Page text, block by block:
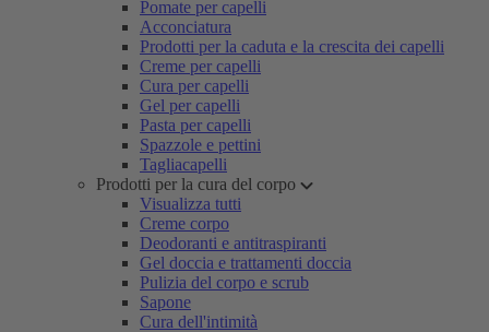
Pomate per capelli
Acconciatura
Prodotti per la caduta e la crescita dei capelli
Creme per capelli
Cura per capelli
Gel per capelli
Pasta per capelli
Spazzole e pettini
Tagliacapelli
Prodotti per la cura del corpo
Visualizza tutti
Creme corpo
Deodoranti e antitraspiranti
Gel doccia e trattamenti doccia
Pulizia del corpo e scrub
Sapone
Cura dell'intimità